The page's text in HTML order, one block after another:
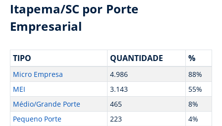
Itapema/SC por Porte
Empresarial
TIPO QUANTIDADE %
Micro Empresa 4.986
88%
MEI
3.143
55%
Médio/Grande Porte
465
8%
Pequeno Porte
223 4%